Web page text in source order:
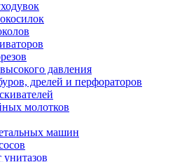
давления
дрелей и перфораторов
молотков
машин
унитазов